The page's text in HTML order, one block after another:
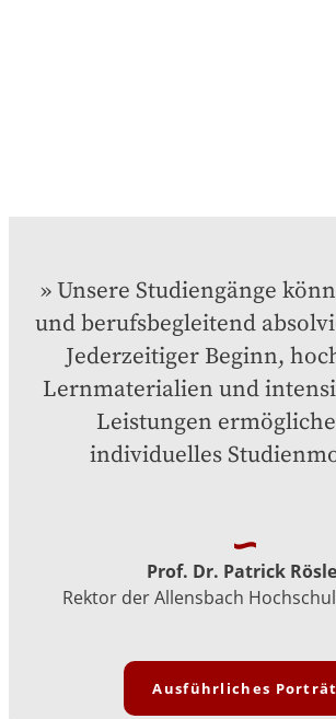
Unsere Studiengänge
und berufsbegleitend
Jederzeitiger Beginn,
Lernmaterialien und
Leistungen
individuelles
Prof. Dr. Patrick
Rektor der Allensbach
Ausführliches Porträt